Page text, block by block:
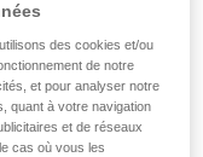
à utiliser.
tous les
le principe de
d’un utilisateur à
des cookies et/ou
de notre
et pour analyser notre
quant à votre navigation
et de réseaux
cas où vous les